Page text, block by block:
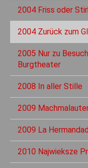
2004 Friss oder
2004 Zurück zum
2005 Nur zu
Burgtheater
2008 In aller Stille
2009
2009 La Hermandad
2010 Najwieksze